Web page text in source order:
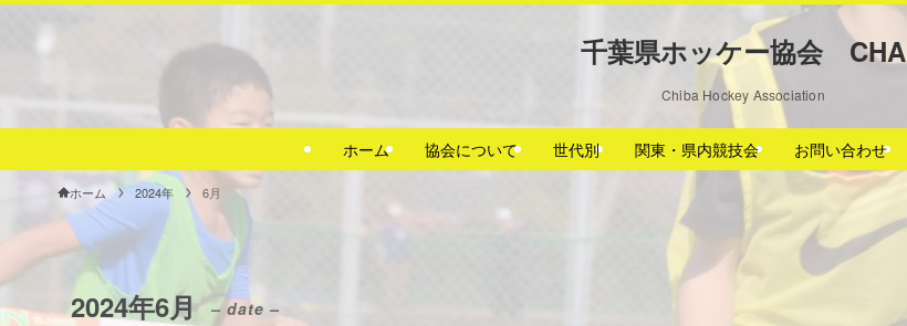
千葉県ホッケー協会 CHA
Chiba Hockey Association
ホーム 協会について 世代別 関東・県内競技会 お問い合わせ
ホーム 2024年 6月
2024年6月 – date –